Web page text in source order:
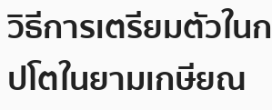
วิธีการเตรียมตัวใน
ปโตในยามเกษียณ